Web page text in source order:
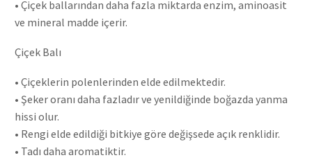
• Çiçek ballarından daha fazla miktarda enzim, aminoasit
ve mineral madde içerir.
Çiçek Balı
• Çiçeklerin polenlerinden elde edilmektedir.
• Şeker oranı daha fazladır ve yenildiğinde boğazda yanma
hissi olur.
• Rengi elde edildiği bitkiye göre değişsede açık renklidir.
• Tadı daha aromatiktir.